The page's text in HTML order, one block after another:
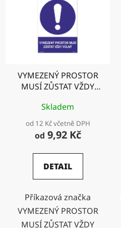
VYMEZENÝ PROSTOR
MUSÍ ZŮSTAT VŽDY
Skladem
od 12 Kč včetně DPH
od 9,92 Kč
DETAIL
Příkazová značka
VYMEZENÝ PROSTOR
MUSÍ ZŮSTAT VŽDY